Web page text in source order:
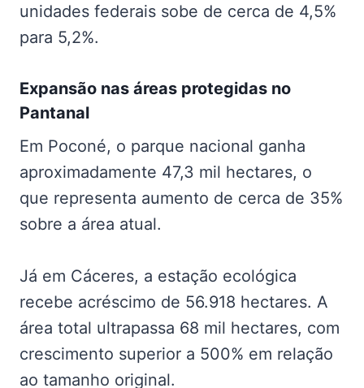
unidades federais sobe de cerca de 4,5%
para 5,2%.
Expansão nas áreas protegidas no
Pantanal
Em Poconé, o parque nacional ganha
aproximadamente 47,3 mil hectares, o
que representa aumento de cerca de 35%
sobre a área atual.
Já em Cáceres, a estação ecológica
recebe acréscimo de 56.918 hectares. A
área total ultrapassa 68 mil hectares, com
crescimento superior a 500% em relação
ao tamanho original.